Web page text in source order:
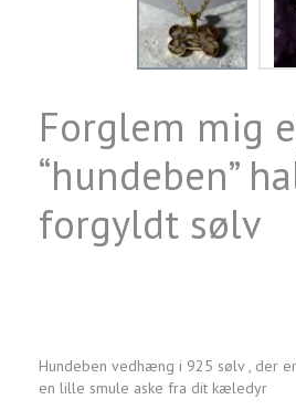
Forglem mig
“hundeben”
forgyldt sølv
Hundeben vedhæng i 925 sølv , der
en lille smule aske fra dit kæledyr